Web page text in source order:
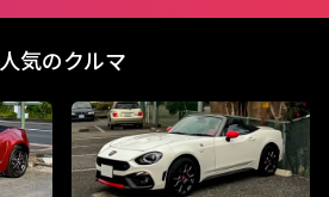
人気のクルマ